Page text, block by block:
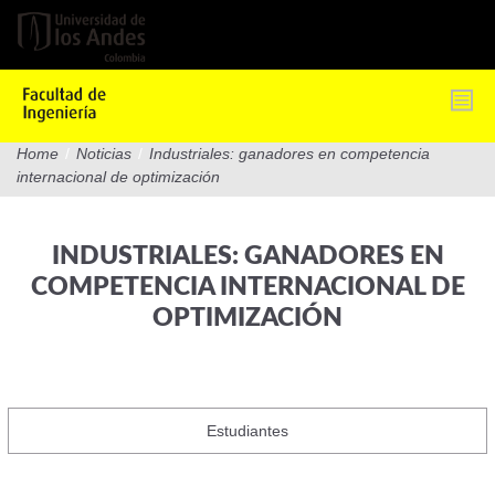
Pasar
contenido
Home / Noticias / Industriales: ganadores en competencia
internacional de optimización
INDUSTRIALES: GANADORES EN
COMPETENCIA INTERNACIONAL DE
OPTIMIZACIÓN
Estudiantes